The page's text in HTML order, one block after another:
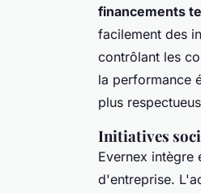
financements
facilement des
contrôlant les
la performance
plus
Initiatives
Evernex intègre
d'entreprise.